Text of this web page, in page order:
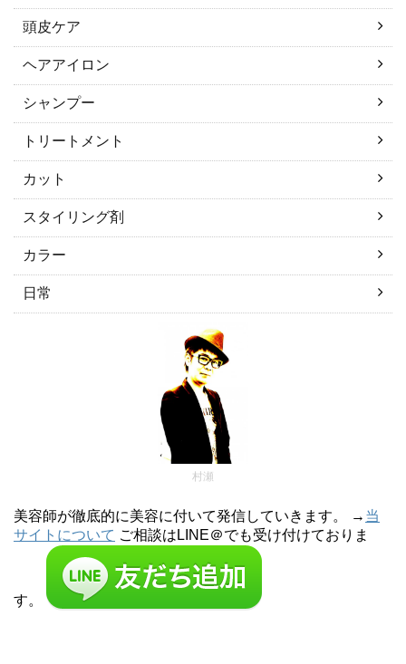
頭皮ケア
ヘアアイロン
シャンプー
トリートメント
カット
スタイリング剤
カラー
日常
村瀬
美容師が徹底的に美容に付いて発信していきます。 → 当
サイトについて ご相談はLINE＠でも受け付けておりま
す。